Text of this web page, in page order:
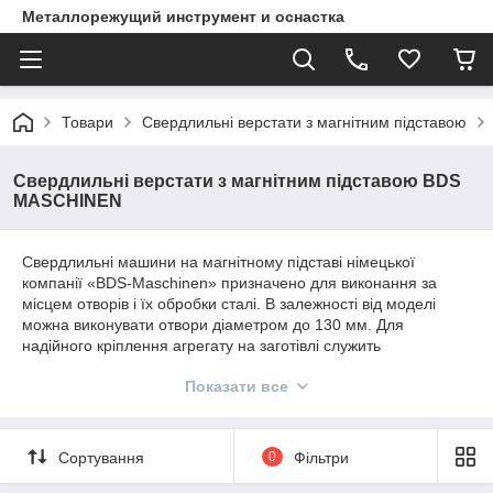
Металлорежущий инструмент и оснастка
Товари Свердлильні верстати з магнітним підставою
Свердлильні верстати з магнітним підставою BDS
MASCHINEN
Свердлильні машини на магнітному підставі німецької
компанії «BDS-Maschinen» призначено для виконання за
місцем отворів і їх обробки сталі. В залежності від моделі
можна виконувати отвори діаметром до 130 мм. Для
надійного кріплення агрегату на заготівлі служить
в будь-якому просторовому положенні, включаючи
кріплення машин на немагнітних поверхнях, або на
поверхнях з неповним приляганням магніту, використовуючи
трубне кріплення, можна виконувати отвори в трубах, в тому
Показати все
Сортування 0 Фільтри